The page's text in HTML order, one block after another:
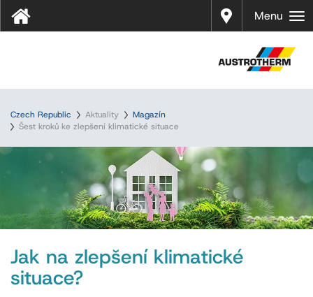
Prodej
Menu
Czech Republic Aktuality
Magazín
Šest kroků ke zlepšení klimatické situace
Jak na zlepšení klimatické
situace?